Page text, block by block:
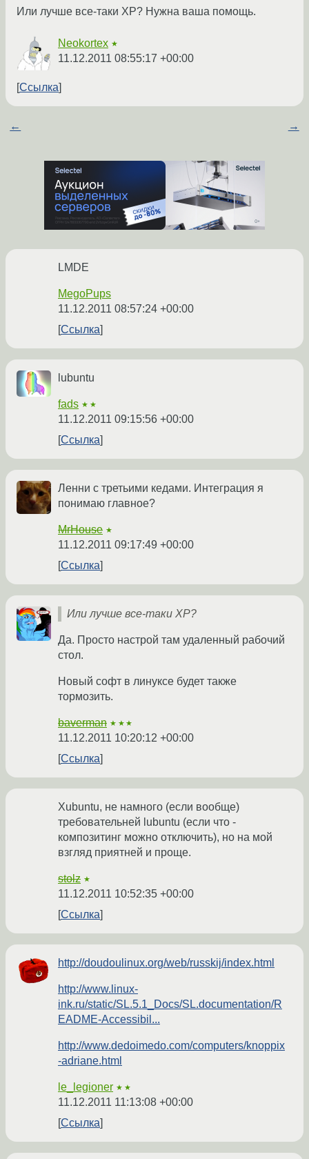
Или лучше все-таки XP? Нужна ваша помощь.
Neokortex ★
11.12.2011 08:55:17 +00:00
Ссылка
← →
LMDE
MegoPups
11.12.2011 08:57:24 +00:00
Ссылка
lubuntu
fads ★★
11.12.2011 09:15:56 +00:00
Ссылка
Ленни с третьими кедами. Интеграция я
понимаю главное?
MrHouse ★
11.12.2011 09:17:49 +00:00
Ссылка
Или лучше все-таки XP?
Да. Просто настрой там удаленный рабочий
стол.
Новый софт в линуксе будет также
тормозить.
baverman ★★★
11.12.2011 10:20:12 +00:00
Ссылка
Xubuntu, не намного (если вообще)
требовательней lubuntu (если что -
композитинг можно отключить), но на мой
взгляд приятней и проще.
stolz ★
11.12.2011 10:52:35 +00:00
Ссылка
http://doudoulinux.org/web/russkij/index.html
http://www.linux-
ink.ru/static/SL.5.1_Docs/SL.documentation/R
EADME-Accessibil...
http://www.dedoimedo.com/computers/knoppix
-adriane.html
le_legioner ★★
11.12.2011 11:13:08 +00:00
Ссылка